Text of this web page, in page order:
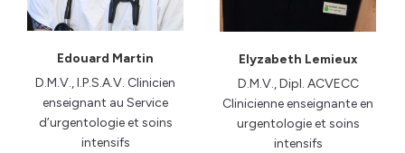
Edouard Martin
D.M.V., I.P.S.A.V. Clinicien
enseignant au Service
d’urgentologie et soins
intensifs
Elyzabeth Lemieux
D.M.V., Dipl. ACVECC
Clinicienne enseignante en
urgentologie et soins
intensifs